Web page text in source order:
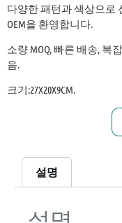
다양한 패턴과 색상으로
OEM을 환영합니다.
소량 MOQ, 빠른 배송, 복
음.
크기:27X20X9CM.
설명